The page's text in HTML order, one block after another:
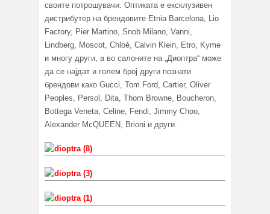
своите потрошувачи. Оптиката е ексклузивен
дистрибутер на брендовите Etnia Barcelona, Lio
Factory, Pier Martino, Snob Milano, Vanni,
Lindberg, Moscot, Chloé, Calvin Klein, Etro, Kyme
и многу други, а во салоните на „Диоптра“ може
да се најдат и голем број други познати
брендови како Gucci, Tom Ford, Cartier, Oliver
Peoples, Persol, Dita, Thom Browne, Boucheron,
Bottega Veneta, Celine, Fendi, Jimmy Choo,
Alexander McQUEEN, Brioni и други.